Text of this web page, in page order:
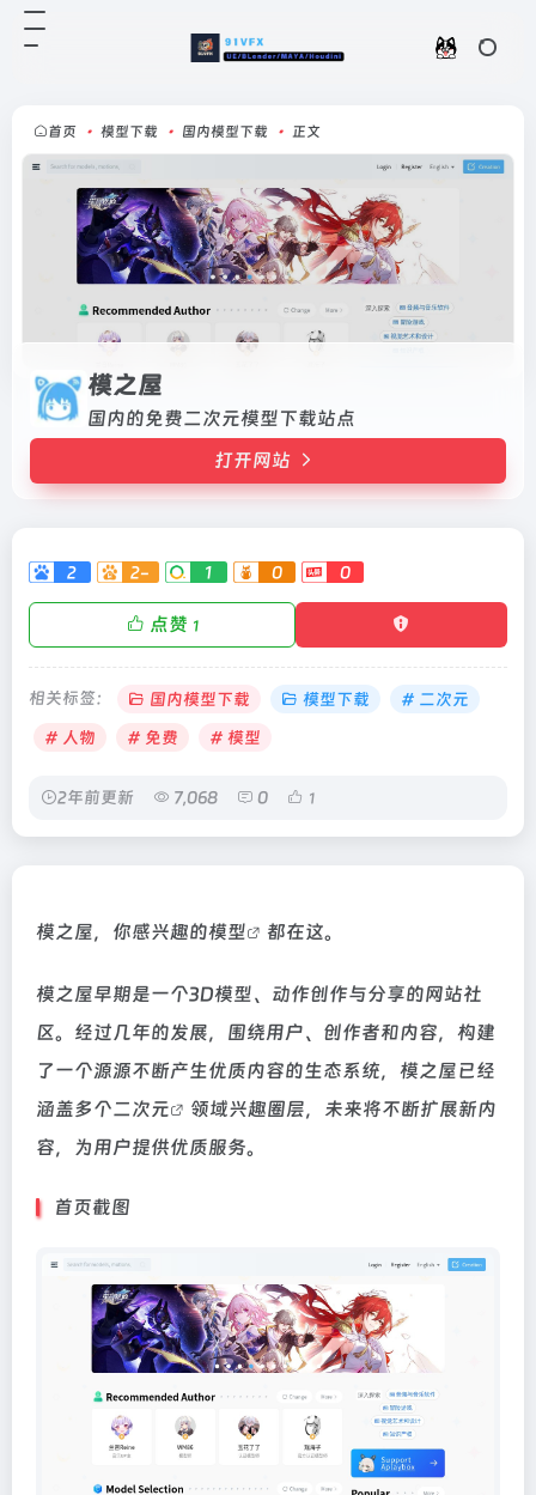
首页 • 模型下载 • 国内模型下载 • 正文
模之屋
国内的免费二次元模型下载站点
打开网站
2 2- 1 0 0
点赞 1
相关标签： 国内模型下载 模型下载
# 二次元
# 人物
# 免费 # 模型
2年前更新 7,068 0 1
模之屋，你感兴趣的模型 都在这。
模之屋早期是一个3D模型、动作创作与分享的网站社
区。经过几年的发展，围绕用户、创作者和内容，构建
了一个源源不断产生优质内容的生态系统，模之屋已经
涵盖多个二次元
领域兴趣圈层，未来将不断扩展新内
容，为用户提供优质服务。
首页截图